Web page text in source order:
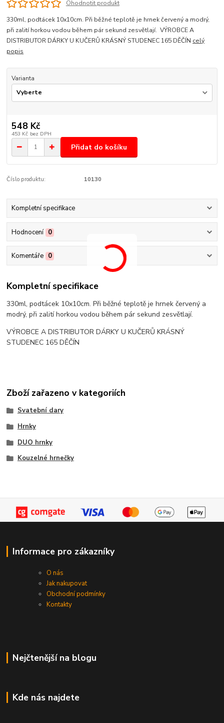
Ohodnotit produkt
330ml, podtácek 10x10cm. Při běžné teplotě je hrnek červený a modrý,
při zalití horkou vodou během pár sekund zesvětlají. VÝROBCE A
DISTRIBUTOR DÁRKY U KUČERŮ KRÁSNÝ STUDENEC 165 DĚČÍN celý
popis
Varianta
548 Kč
453 Kč bez DPH
Přidat do košíku
Číslo produktu: 10130
Kompletní specifikace
Hodnocení 0
Komentáře 0
Kompletní specifikace
330ml, podtácek 10x10cm. Při běžné teplotě je hrnek červený a
modrý, při zalití horkou vodou během pár sekund zesvětlají.
VÝROBCE A DISTRIBUTOR DÁRKY U KUČERŮ KRÁSNÝ
STUDENEC 165 DĚČÍN
Zboží zařazeno v kategoriích
Svatební dary
Hrnky
DUO hrnky
Kouzelné hrnečky
Informace pro zákazníky
O nás
Jak nakupovat
Obchodní podmínky
Kontakty
Nejčtenější na blogu
Kde nás najdete